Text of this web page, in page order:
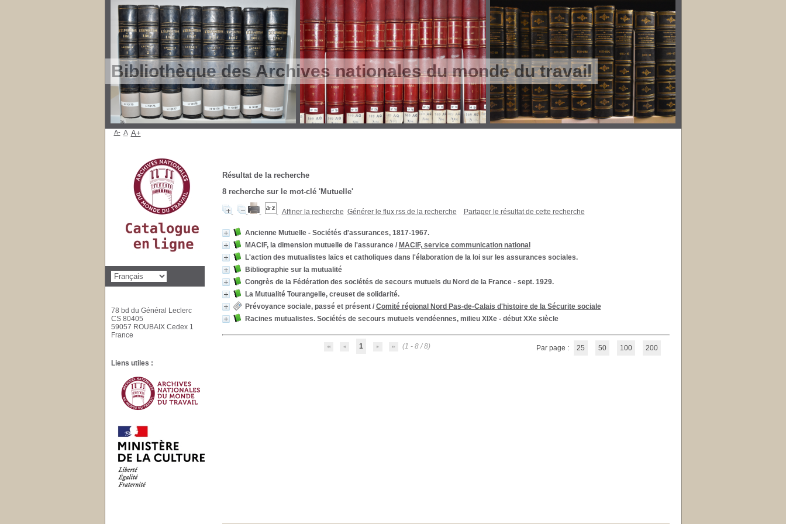
Bibliothèque des Archives nationales du monde du travail
Résultat de la recherche
8recherche sur le mot-clé 'Mutuelle'
Affiner la recherche Générer le flux rss de la recherche Partager le résultat de cette recherche
Ancienne Mutuelle - Sociétés d'assurances, 1817-1967.
MACIF, la dimension mutuelle de l'assurance/ MACIF, service communication national
L'action des mutualistes laïcs et catholiques dans l'élaboration de la loi sur les assurances sociales.
Bibliographie sur la mutualité
Congrès de la Fédération des sociétés de secours mutuels du Nord de la France - sept. 1929.
La Mutualité Tourangelle, creuset de solidarité.
Prévoyance sociale, passé et présent/ Comité régional Nord Pas-de-Calais d'histoire de la Sécurite sociale
Racines mutualistes. Sociétés de secours mutuels vendéennes, milieu XIXe - début XXe siècle
1 (1 - 8 / 8) Par page : 25 50 100 200
A- A A+
78 bd du Général Leclerc
CS 80405
59057 ROUBAIX Cedex 1
France
Liens utiles :